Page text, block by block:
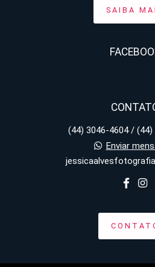
SAIBA
(44) 3046-4604 / (44)
Enviar